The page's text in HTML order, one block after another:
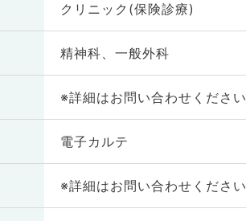
クリニック(保険診療)
精神科、一般外科
※詳細はお問い合わせください
電子カルテ
※詳細はお問い合わせください